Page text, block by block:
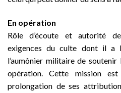
En opération
Rôle d’écoute et autorité
exigences du culte dont il a
l’aumônier militaire de soutenir
opération. Cette mission
prolongation de ses